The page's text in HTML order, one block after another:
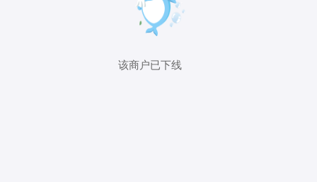
该商户已下线